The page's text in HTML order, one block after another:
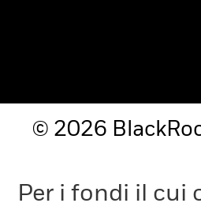
© 2026
Per i fondi il cui